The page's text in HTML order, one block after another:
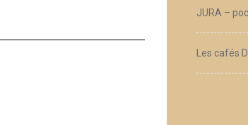
JURA –
Les cafés